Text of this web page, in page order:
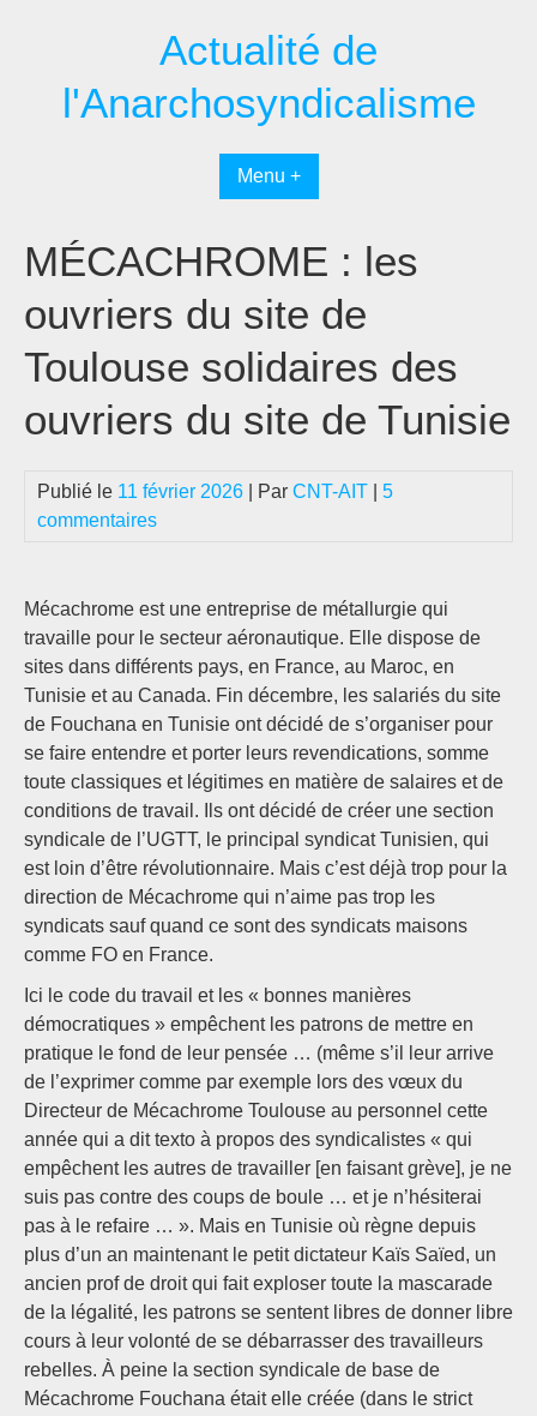
Actualité de
l'Anarchosyndicalisme
Menu +
MÉCACHROME : les
ouvriers du site de
Toulouse solidaires des
ouvriers du site de Tunisie
Publié le 11 février 2026 | Par CNT-AIT
5
commentaires
Mécachrome est une entreprise de métallurgie qui
travaille pour le secteur aéronautique. Elle dispose de
sites dans différents pays, en France, au Maroc, en
Tunisie et au Canada. Fin décembre, les salariés du site
de Fouchana en Tunisie ont décidé de s’organiser pour
se faire entendre et porter leurs revendications, somme
toute classiques et légitimes en matière de salaires et de
conditions de travail. Ils ont décidé de créer une section
syndicale de l’UGTT, le principal syndicat Tunisien, qui
est loin d’être révolutionnaire. Mais c’est déjà trop pour la
direction de Mécachrome qui n’aime pas trop les
syndicats sauf quand ce sont des syndicats maisons
comme FO en France.
Ici le code du travail et les « bonnes manières
démocratiques » empêchent les patrons de mettre en
pratique le fond de leur pensée … (même s’il leur arrive
de l’exprimer comme par exemple lors des vœux du
Directeur de Mécachrome Toulouse au personnel cette
année qui a dit texto à propos des syndicalistes « qui
empêchent les autres de travailler [en faisant grève], je ne
suis pas contre des coups de boule … et je n’hésiterai
pas à le refaire … ». Mais en Tunisie où règne depuis
plus d’un an maintenant le petit dictateur Kaïs Saïed, un
ancien prof de droit qui fait exploser toute la mascarade
de la légalité, les patrons se sentent libres de donner libre
cours à leur volonté de se débarrasser des travailleurs
rebelles. À peine la section syndicale de base de
Mécachrome Fouchana était elle créée (dans le strict